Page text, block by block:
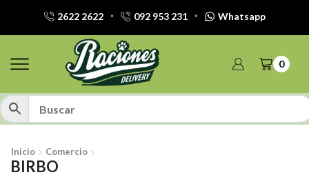
2622 2622 092 953 231 Whatsapp
0
Inicio Comercio
BIRBO